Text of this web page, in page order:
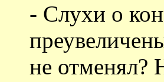
- Слухи о
не отменял?